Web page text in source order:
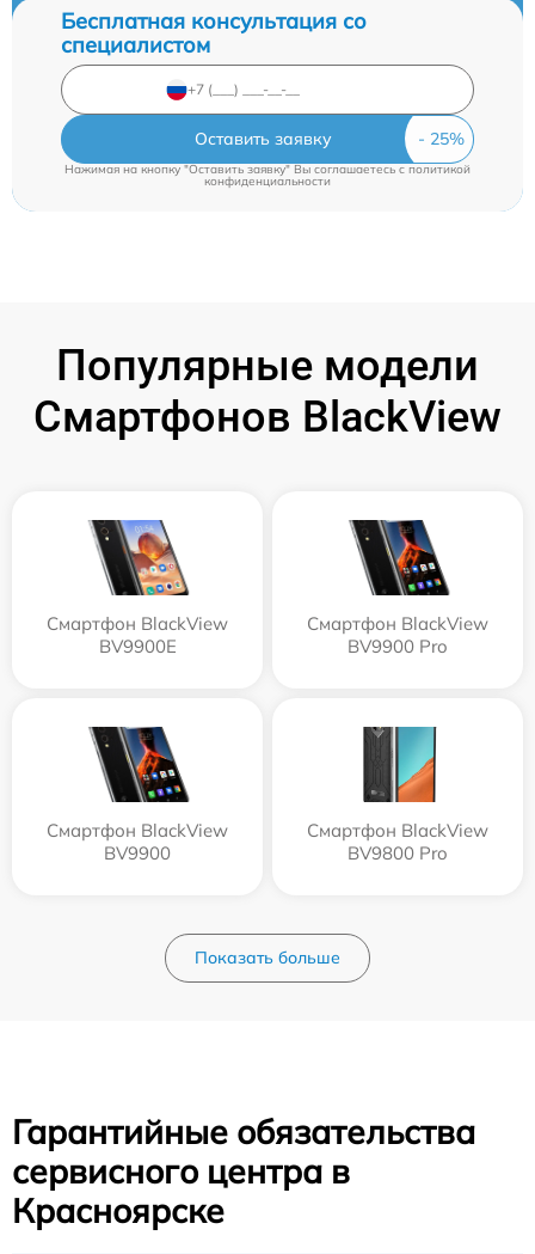
Бесплатная консультация со
специалистом
Оставить заявку
Нажимая на кнопку "Оставить заявку" Вы соглашаетесь cполитикой
конфиденциальности
Популярные модели
Смартфонов BlackView
Смартфон BlackView
BV9900E
Смартфон BlackView
BV9900 Pro
Смартфон BlackView
BV9900
Смартфон BlackView
BV9800 Pro
Показать больше
Гарантийные обязательства
сервисного центра в
Красноярске